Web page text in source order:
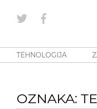
TEHNOLOGIJA
OZNAKA: